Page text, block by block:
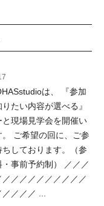
は、 『参加
たい内容が選べる』
と現場見学会を開催い
。 ご希望の回に、ご参
ちしております。（参
・事前予約制） ／／／
／／／／／／／／／／
／／／ ...